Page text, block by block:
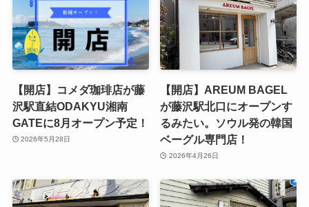
【開店】コメダ珈琲店が藤
沢駅直結ODAKYU湘南
GATEに8月オープン予定！
2026年5月28日
【開店】AREUM BAGEL
が藤沢駅北口にオープンす
るみたい。ソウル発の韓国
ベーグル専門店！
2026年4月26日